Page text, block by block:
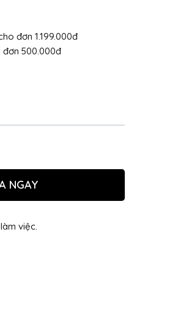
đơn 1.199.000đ
500.000đ
NGAY
việc.